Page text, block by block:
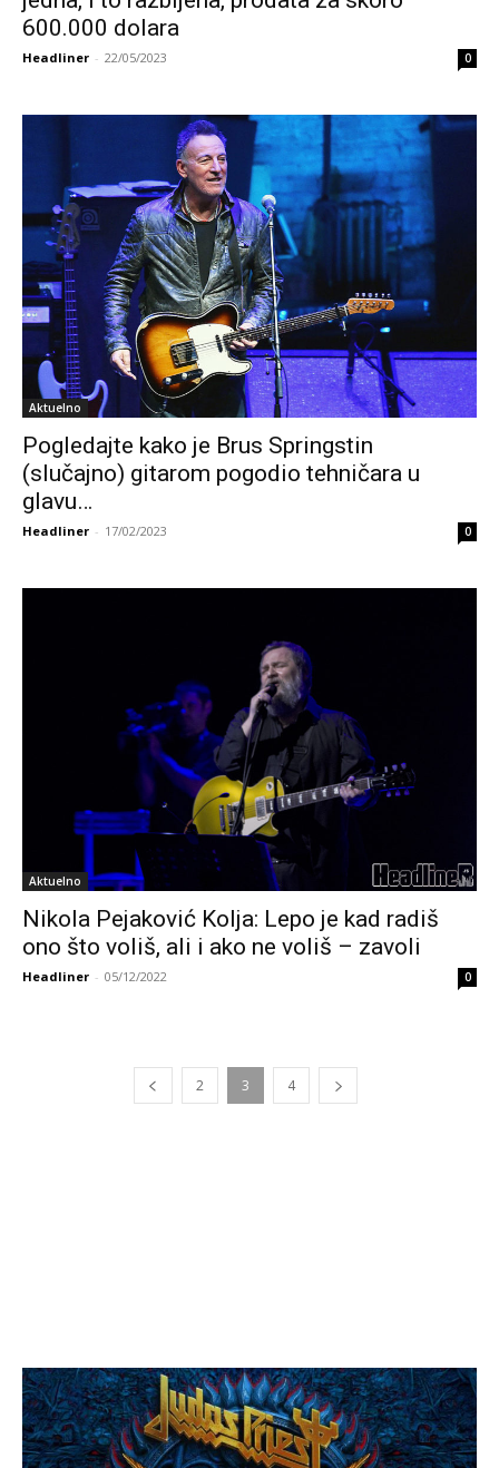
600.000 dolara
Headliner - 22/05/2023 0
Aktuelno
Pogledajte kako je Brus Springstin
(slučajno) gitarom pogodio tehničara u
glavu…
Headliner - 17/02/2023 0
Aktuelno
Nikola Pejaković Kolja: Lepo je kad radiš
ono što voliš, ali i ako ne voliš – zavoli
Headliner - 05/12/2022 0
2 3 4